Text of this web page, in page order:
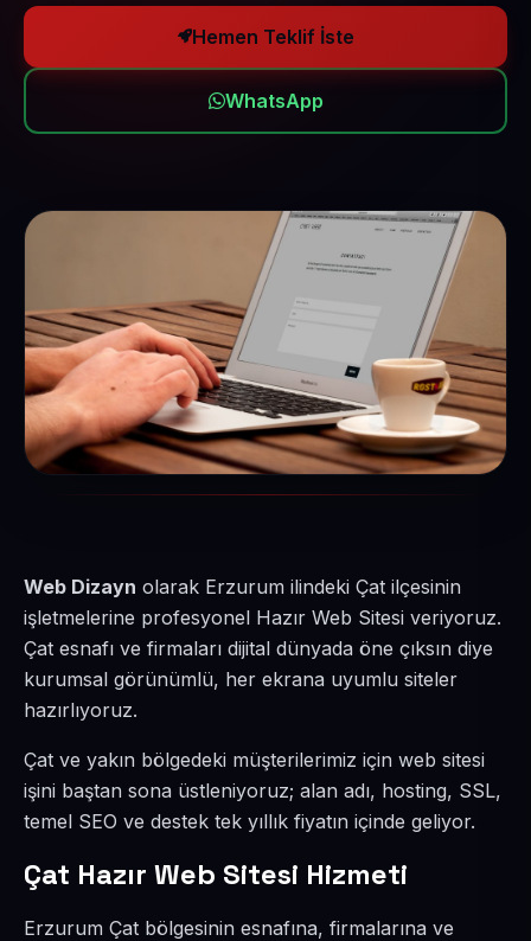
Hemen Teklif İste
WhatsApp
Web Dizayn olarak Erzurum ilindeki Çat ilçesinin
işletmelerine profesyonel Hazır Web Sitesi veriyoruz.
Çat esnafı ve firmaları dijital dünyada öne çıksın diye
kurumsal görünümlü, her ekrana uyumlu siteler
hazırlıyoruz.
Çat ve yakın bölgedeki müşterilerimiz için web sitesi
işini baştan sona üstleniyoruz; alan adı, hosting, SSL,
temel SEO ve destek tek yıllık fiyatın içinde geliyor.
Çat Hazır Web Sitesi Hizmeti
Erzurum Çat bölgesinin esnafına, firmalarına ve